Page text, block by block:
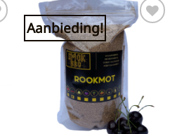
Aanbieding!
Toevoegen
verlanglijst